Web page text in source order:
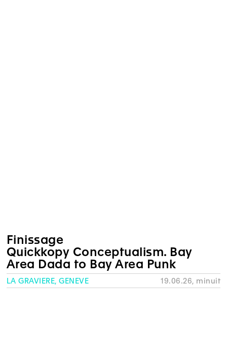
Finissage
Quickkopy Conceptualism. Bay
Area Dada to Bay Area Punk
LA GRAVIÈRE, GENÈVE 19.06.26, minuit